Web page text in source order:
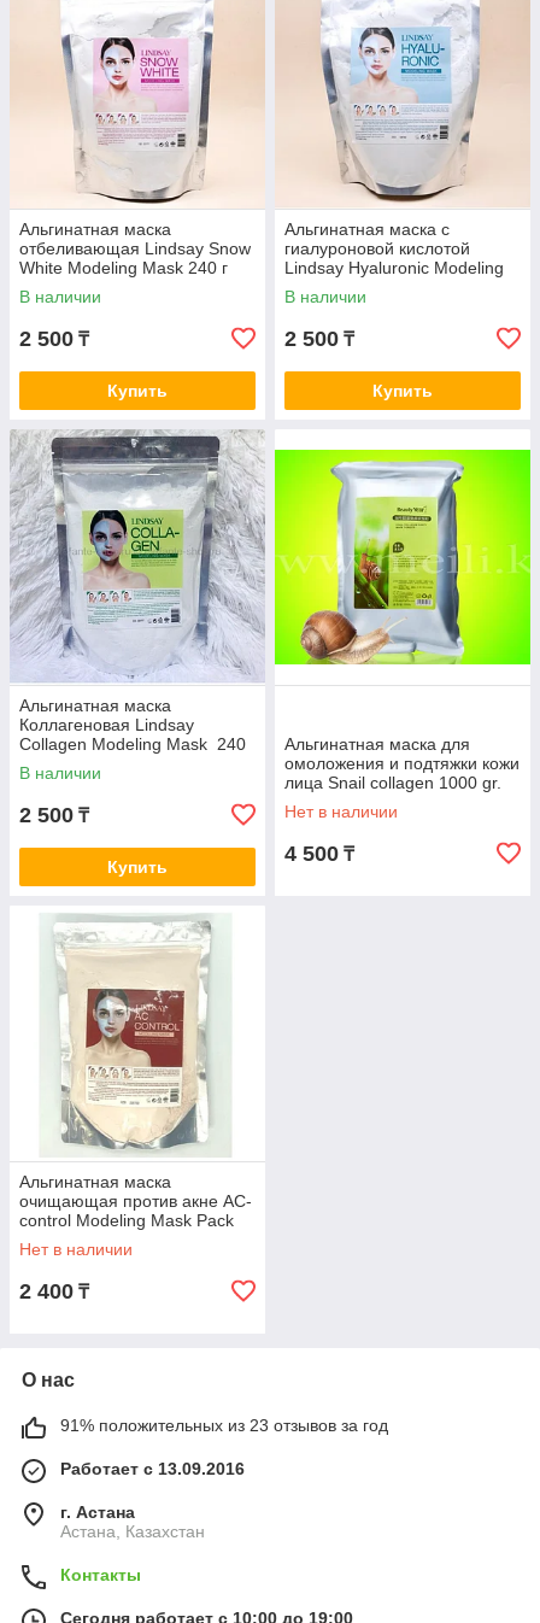
Альгинатная маска
отбеливающая Lindsay Snow
White Modeling Mask 240 г
В наличии
2 500 ₸
Купить
Альгинатная маска c
гиалуроновой кислотой
Lindsay Hyaluronic Modeling
Mask 240 г
В наличии
2 500 ₸
Купить
Альгинатная маска
Коллагеновая Lindsay
Collagen Modeling Mask 240
гр Lindsay
В наличии
2 500 ₸
Купить
Альгинатная маска для
омоложения и подтяжки кожи
лица Snail collagen 1000 gr.
Нет в наличии
4 500 ₸
Альгинатная маска
очищающая против акне AC-
control Modeling Mask Pack
(240 гр) Lindsay
Нет в наличии
2 400 ₸
О нас
91% положительных из 23 отзывов за год
Работает с 13.09.2016
г. Астана
Астана, Казахстан
Контакты
Сегодня работает с 10:00 до 19:00